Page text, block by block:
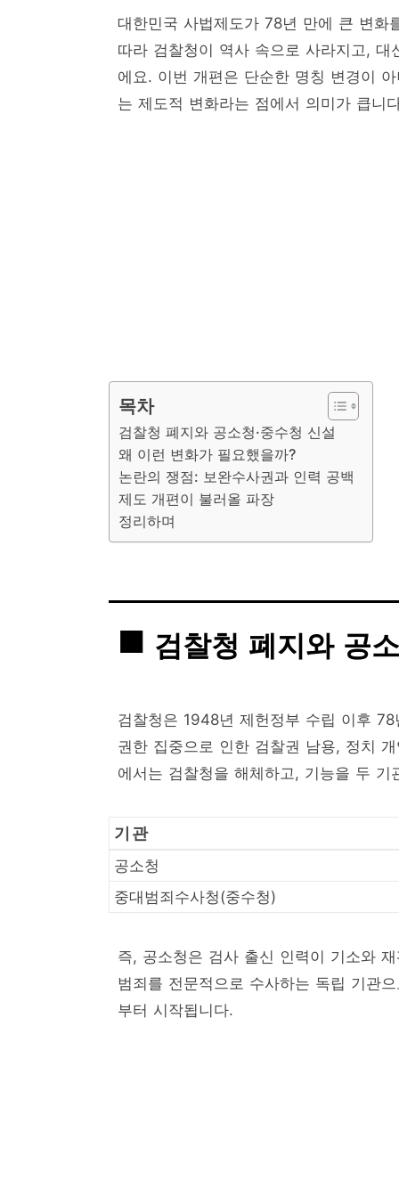
대한민국 사법제도가 78년 만에 큰 변
따라 검찰청이 역사 속으로 사라지고, 대
에요. 이번 개편은 단순한 명칭 변경이
는 제도적 변화라는 점에서 의미가 큽니
목차
검찰청 폐지와 공소청·중수청 신설
왜 이런 변화가 필요했을까?
논란의 쟁점: 보완수사권과 인력 공백
제도 개편이 불러올 파장
정리하며
검찰청 폐지와 공
검찰청은 1948년 제헌정부 수립 이후
권한 집중으로 인한 검찰권 남용, 정치
에서는 검찰청을 해체하고, 기능을 두 기
기관
공소청
중대범죄수사청(중수청)
즉, 공소청은 검사 출신 인력이 기소와
범죄를 전문적으로 수사하는 독립 기관
부터 시작됩니다.